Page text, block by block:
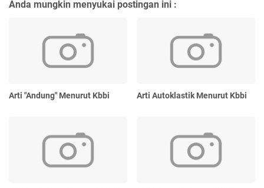
Anda mungkin menyukai postingan ini :
Arti "Andung" Menurut Kbbi Arti Autoklastik Menurut Kbbi